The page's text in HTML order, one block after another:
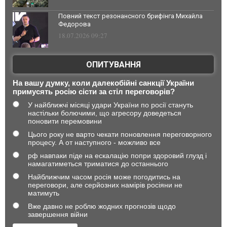
Повний текст резонансного брифінга Михайла
Федорова
18.07.2026 09:27
ОПИТУВАННЯ
На вашу думку, коли далекобійні санкції України
примусять росію сісти за стіл переговорів?
У найближчі місяці удари України по росії стануть
настільки болючими, що агресору доведеться
поновити перемовини
Цього року не варто чекати поновлення переговорного
процесу. А от наступного - можливо все
рф навпаки піде на ескалацію попри здоровий глузд і
намагатиметься триматися до останнього
Найближчим часом росія може погодитись на
переговори, але серйозних намірів росіяни не
матимуть
Вже давно не роблю жодних прогнозів щодо
завершення війни